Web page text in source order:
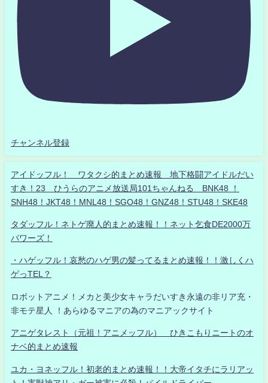
チャンネル登録
アイドッフル！ ワタクシ的まとめ速報 地下格闘アイドルだい
すき！23 ひうらのアニメ放送局101ちゃんねる BNK48 ！
SNH48！JKT48！MNL48！SGO48！GNZ48！STU48！SKE48
タダッフル！ネトゲ廃人的まとめ速報！！ネット乞食DE2000万
パワーズ！
・ハゲッフル！哀愁のハゲ男の髪ってるまとめ速報！！激しくハ
ゲっTEL？
ロボットアニメ！メカと美少女キャラだいすき永遠の非リア充・
非モテ星人 ！あらゆるマニアの為のマニアックサイト
アニゲタレスト（元祖！アニメッフル） ひきこもりニートのオ
ナベ的まとめ速報
ユカ・ヨネッフル！初老的まとめ速報！！大帝イタチにラリアッ